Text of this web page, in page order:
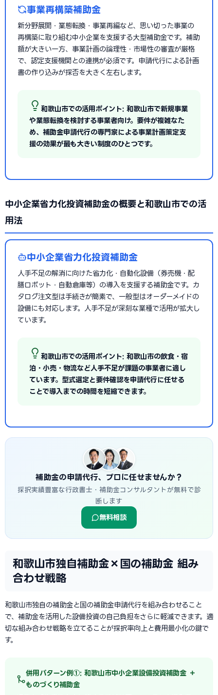
事業再構築補助金
新分野展開・業態転換・事業再編など、思い切った事業の
再構築に取り組む中小企業を支援する大型補助金です。補助
額が大きい一方、事業計画の論理性・市場性の審査が厳格
で、認定支援機関との連携が必須です。申請代行による計画
書の作り込みが採否を大きく左右します。
和歌山市での活用ポイント: 和歌山市で新規事業
や業態転換を検討する事業者向け。要件が複雑なた
め、補助金申請代行の専門家による事業計画策定支
援の効果が最も大きい制度のひとつです。
中小企業省力化投資補助金の概要と和歌山市での活
用法
中小企業省力化投資補助金
人手不足の解消に向けた省力化・自動化設備（券売機・配
膳ロボット・自動倉庫等）の導入を支援する補助金です。カ
タログ注文型は手続きが簡素で、一般型はオーダーメイドの
設備にも対応します。人手不足が深刻な業種で活用が拡大し
ています。
和歌山市での活用ポイント: 和歌山市の飲食・宿
泊・小売・物流など人手不足が課題の事業者に適し
ています。型式選定と要件確認を申請代行に任せる
ことで導入までの時間を短縮できます。
補助金の申請代行、プロに任せませんか？
採択実績豊富な行政書士・補助金コンサルタントが無料で診
断します
無料相談
和歌山市独自補助金×国の補助金 組み
合わせ戦略
和歌山市独自の補助金と国の補助金申請代行を組み合わせること
で、補助金を活用した設備投資の自己負担をさらに軽減できます。適
切な組み合わせ戦略を立てることが採択率向上と費用最小化の鍵で
す。
併用パターン例①: 和歌山市中小企業設備投資補助金 ＋
ものづくり補助金